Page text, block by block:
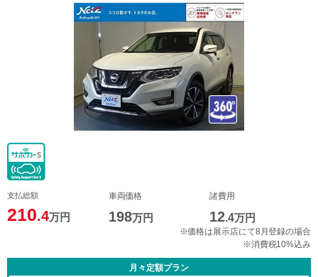
支払総額
210.4万円
車両価格
198万円
諸費用
12.4万円
※価格は展示店にて8月登録の場合
※消費税10%込み
月々定額プラン